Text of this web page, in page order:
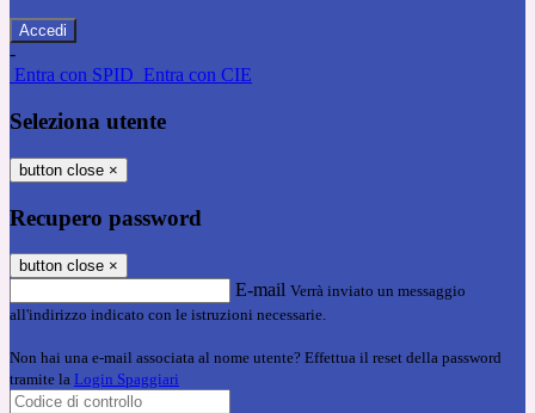
-
Entra con SPID Entra con CIE
Seleziona utente
button close ×
Recupero password
button close ×
E-mail Verrà inviato un messaggio
all'indirizzo indicato con le istruzioni necessarie.
Non hai una e-mail associata al nome utente? Effettua il reset della password
tramite la Login Spaggiari